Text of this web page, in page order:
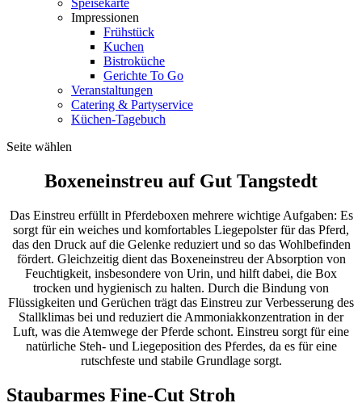
Speisekarte
Impressionen
Frühstück
Kuchen
Bistroküche
Gerichte To Go
Veranstaltungen
Catering & Partyservice
Küchen-Tagebuch
Seite wählen
Boxeneinstreu auf Gut Tangstedt
Das Einstreu erfüllt in Pferdeboxen mehrere wichtige Aufgaben: Es
sorgt für ein weiches und komfortables Liegepolster für das Pferd,
das den Druck auf die Gelenke reduziert und so das Wohlbefinden
fördert. Gleichzeitig dient das Boxeneinstreu der Absorption von
Feuchtigkeit, insbesondere von Urin, und hilft dabei, die Box
trocken und hygienisch zu halten. Durch die Bindung von
Flüssigkeiten und Gerüchen trägt das Einstreu zur Verbesserung des
Stallklimas bei und reduziert die Ammoniakkonzentration in der
Luft, was die Atemwege der Pferde schont. Einstreu sorgt für eine
natürliche Steh- und Liegeposition des Pferdes, da es für eine
rutschfeste und stabile Grundlage sorgt.
Staubarmes Fine-Cut Stroh